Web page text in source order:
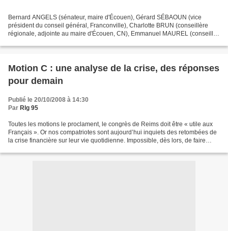
Bernard ANGELS (sénateur, maire d'Écouen), Gérard SÉBAOUN (vice
président du conseil général, Franconville), Charlotte BRUN (conseillère
régionale, adjointe au maire d'Écouen, CN), Emmanuel MAUREL (conseiller
Motion C : une analyse de la crise, des réponses
pour demain
Publié le 20/10/2008 à 14:30
Par Rlg 95
Toutes les motions le proclament, le congrès de Reims doit être « utile aux
Français ». Or nos compatriotes sont aujourd’hui inquiets des retombées de
la crise financière sur leur vie quotidienne. Impossible, dès lors, de faire